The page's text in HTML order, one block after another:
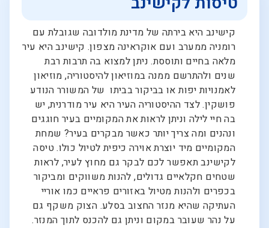
קישינב היא בירתה של מדינת מולדובה שגובלת עם
רומניה ממערב ועם אוקראינה מצפון. קישינב היא עיר
מלאה בחיים ותוססת. ניתן למצוא בה תרבות רבת
שנים ולהתרשם ממנה במוזיאון להיסטוריה, מוזיאון
לאמנויות יפות או בביקור בביתו של המשורר הנודע
פושקין. לצד ההיסטוריה העיר היא עיר מודרנית, יש
בה חיי לילה וניתן לראות את המקומיים בעיר חוגגים
ונהנים ומה צריך יותר כאשר מבקרים בעיר? שמחת
המקומיים מיד יוצרת אוירה כיפית לטיול כולו. טיסה
לקישינב תאפשר לכם לבקר גם מחוץ לעיר, לראות
שטחים חקלאיים גדולים, להנות משווקים ומביקור
בכפרים ולהנות מטיול באזורים פראיים כמו אוריי
העתיקה שהיא מנזר החצוב בסלע. הצוק משקף גם
על נהר שעובר במקום וניתן גם להכנס לתוך המנזר.